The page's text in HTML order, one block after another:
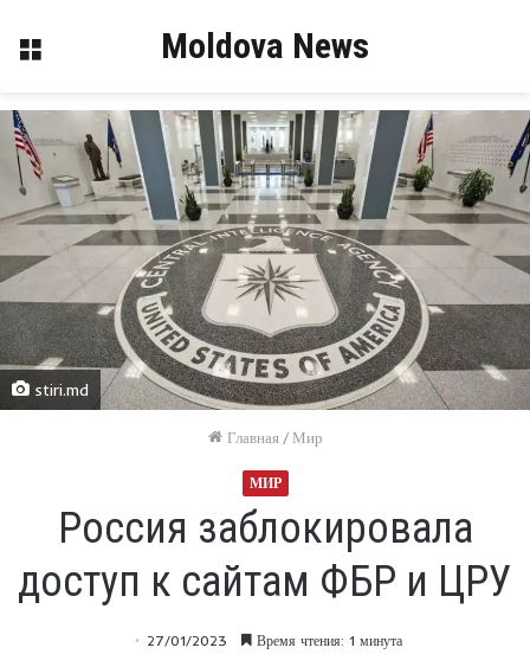
Меню Moldova News
stiri.md
Главная / Мир
МИР
Россия заблокировала
доступ к сайтам ФБР и ЦРУ
27/01/2023 Время чтения: 1 минута